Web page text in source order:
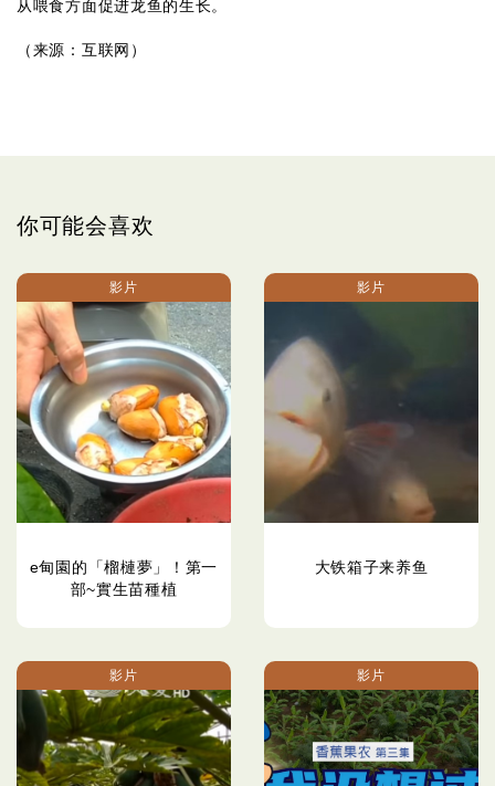
从喂食方面促进龙鱼的生长。
（来源：互联网）
你可能会喜欢
影片
e甸園的「榴槤夢」！第一
部~實生苗種植
影片
大铁箱子来养鱼
影片 影片